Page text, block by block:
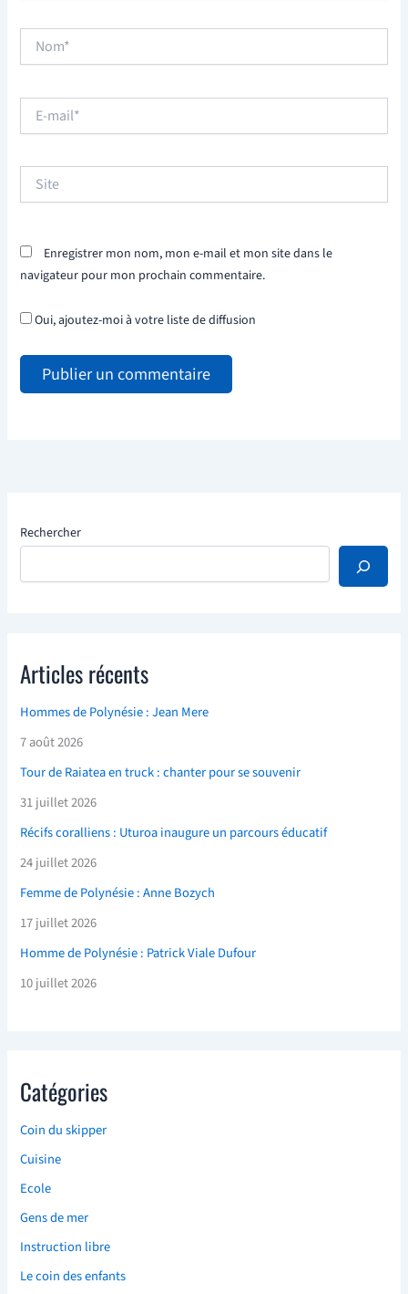
Nom*
mail*
Site
Enregistrer mon nom, mon e-mail et mon site dans le
navigateur pour mon prochain commentaire.
Oui, ajoutez-moi à votre liste de diffusion
Rechercher
Articles récents
Hommes de Polynésie : Jean Mere
7 août 2026
Tour de Raiatea en truck : chanter pour se souvenir
31 juillet 2026
Récifs coralliens : Uturoa inaugure un parcours éducatif
24 juillet 2026
Femme de Polynésie : Anne Bozych
17 juillet 2026
Homme de Polynésie : Patrick Viale Dufour
10 juillet 2026
Catégories
Coin du skipper
Cuisine
Ecole
Gens de mer
Instruction libre
Le coin des enfants